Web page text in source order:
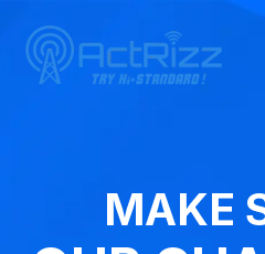
MAKE